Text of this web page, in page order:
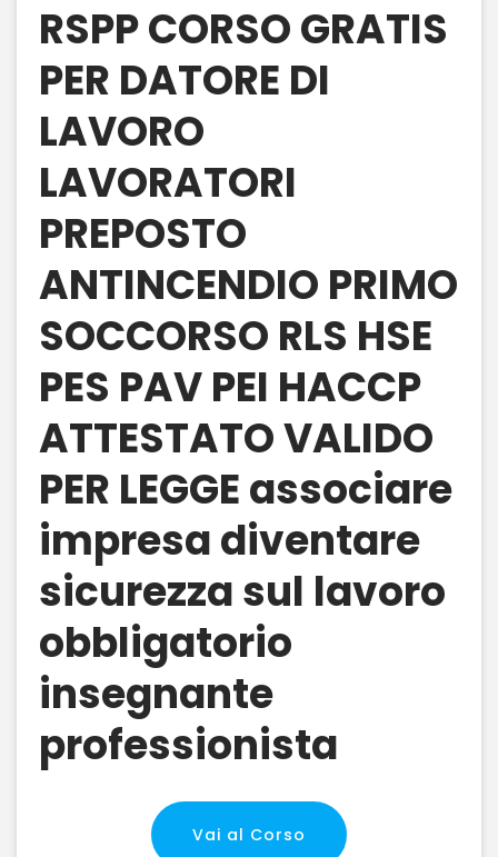
RSPP CORSO GRATIS
PER DATORE DI
LAVORO
LAVORATORI
PREPOSTO
ANTINCENDIO PRIMO
SOCCORSO RLS HSE
PES PAV PEI HACCP
ATTESTATO VALIDO
PER LEGGE associare
impresa diventare
sicurezza sul lavoro
obbligatorio
insegnante
professionista
Vai al Corso